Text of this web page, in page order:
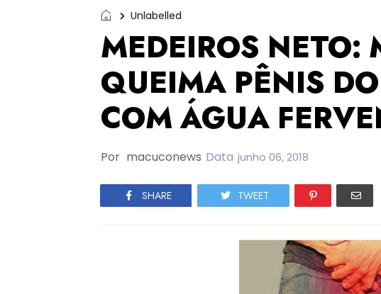
Unlabelled
MEDEIROS NETO:
QUEIMA PÊNIS
COM ÁGUA
Por macuconews Data junho 06, 2018
SHARE TWEET